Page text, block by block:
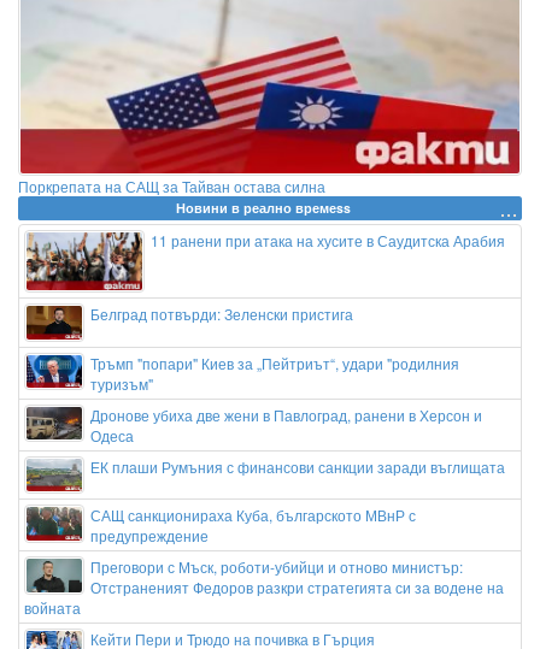
Поркрепата на САЩ за Тайван остава силна
Новини в реално времеss
11 ранени при атака на хусите в Саудитска Арабия
Белград потвърди: Зеленски пристига
Тръмп "попари" Киев за „Пейтриът“, удари "родилния
туризъм"
Дронове убиха две жени в Павлоград, ранени в Херсон и
Одеса
ЕК плаши Румъния с финансови санкции заради въглищата
САЩ санкционираха Куба, българското МВнР с
предупреждение
Преговори с Мъск, роботи-убийци и отново министър:
Отстраненият Федоров разкри стратегията си за водене на
войната
Кейти Пери и Трюдо на почивка в Гърция